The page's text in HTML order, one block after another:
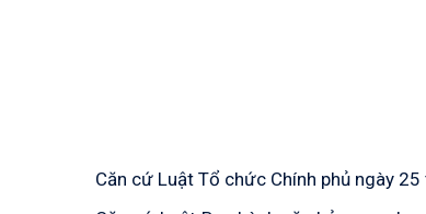
Căn cứ Luật Tổ chức Chính phủ ngày